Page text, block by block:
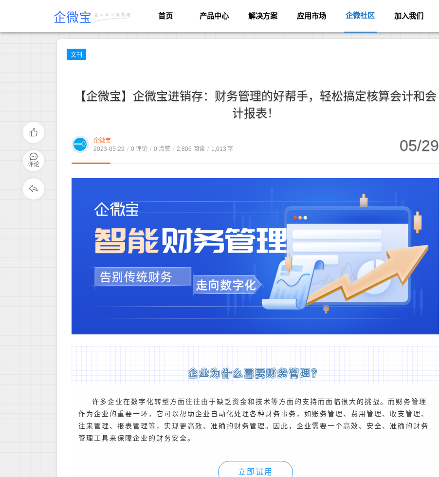
企微宝 首页 产品中心 解决方案 应用市场 企微社区 加入我们
文刊
【企微宝】企微宝进销存：财务管理的好帮手，轻松搞定核算会计和会
计报表！
企微宝
2023-05-29 / 0 评论 / 0 点赞 / 2,806 阅读 / 1,013 字 05/29
企业为什么需要财务管理？
许多企业在数字化转型方面往往由于缺乏资金和技术等方面的支持而面临很大的挑战。而财务管理
作为企业的重要一环，它可以帮助企业自动化处理各种财务事务，如账务管理、费用管理、收支管理、
往来管理、报表管理等，实现更高效、准确的财务管理。因此，企业需要一个高效、安全、准确的财务
管理工具来保障企业的财务安全。
立即试用
评论